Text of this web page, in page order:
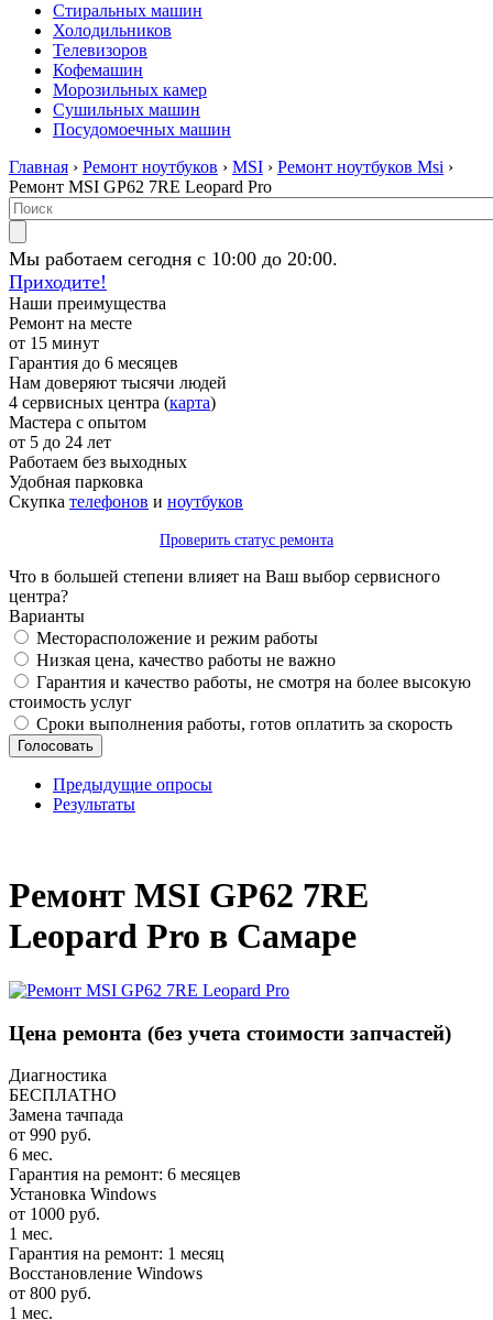
Стиральных машин
Холодильников
Телевизоров
Кофемашин
Морозильных камер
Сушильных машин
Посудомоечных машин
Главная › Ремонт ноутбуков › MSI › Ремонт ноутбуков Msi ›
Ремонт MSI GP62 7RE Leopard Pro
Мы работаем сегодня с 10:00 до 20:00.
Приходите!
Наши преимущества
Ремонт на месте
от 15 минут
Гарантия до 6 месяцев
Нам доверяют тысячи людей
4 сервисных центра (карта)
Мастера с опытом
от 5 до 24 лет
Работаем без выходных
Удобная парковка
Скупка телефонов и ноутбуков
Проверить статус ремонта
Что в большей степени влияет на Ваш выбор сервисного
центра?
Варианты
Месторасположение и режим работы
Низкая цена, качество работы не важно
Гарантия и качество работы, не смотря на более высокую
стоимость услуг
Сроки выполнения работы, готов оплатить за скорость
Предыдущие опросы
Результаты
Ремонт MSI GP62 7RE
Leopard Pro в Самаре
Цена ремонта (без учета стоимости запчастей)
Диагностика
БЕСПЛАТНО
Замена тачпада
от 990 руб.
6 мес.
Гарантия на ремонт: 6 месяцев
Установка Windows
от 1000 руб.
1 мес.
Гарантия на ремонт: 1 месяц
Восстановление Windows
от 800 руб.
1 мес.